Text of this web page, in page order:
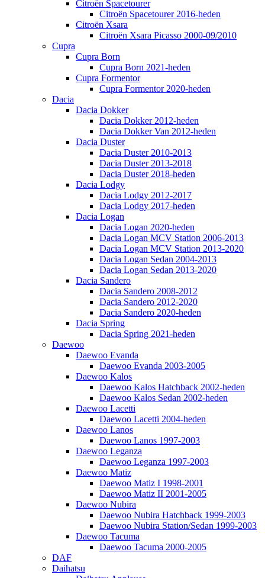
Citroën Spacetourer
Citroën Spacetourer 2016-heden
Citroën Xsara
Citroën Xsara Picasso 2000-09/2010
Cupra
Cupra Born
Cupra Born 2021-heden
Cupra Formentor
Cupra Formentor 2020-heden
Dacia
Dacia Dokker
Dacia Dokker 2012-heden
Dacia Dokker Van 2012-heden
Dacia Duster
Dacia Duster 2010-2013
Dacia Duster 2013-2018
Dacia Duster 2018-heden
Dacia Lodgy
Dacia Lodgy 2012-2017
Dacia Lodgy 2017-heden
Dacia Logan
Dacia Logan 2020-heden
Dacia Logan MCV Station 2006-2013
Dacia Logan MCV Station 2013-2020
Dacia Logan Sedan 2004-2013
Dacia Logan Sedan 2013-2020
Dacia Sandero
Dacia Sandero 2008-2012
Dacia Sandero 2012-2020
Dacia Sandero 2020-heden
Dacia Spring
Dacia Spring 2021-heden
Daewoo
Daewoo Evanda
Daewoo Evanda 2003-2005
Daewoo Kalos
Daewoo Kalos Hatchback 2002-heden
Daewoo Kalos Sedan 2002-heden
Daewoo Lacetti
Daewoo Lacetti 2004-heden
Daewoo Lanos
Daewoo Lanos 1997-2003
Daewoo Leganza
Daewoo Leganza 1997-2003
Daewoo Matiz
Daewoo Matiz I 1998-2001
Daewoo Matiz II 2001-2005
Daewoo Nubira
Daewoo Nubira Hatchback 1999-2003
Daewoo Nubira Station/Sedan 1999-2003
Daewoo Tacuma
Daewoo Tacuma 2000-2005
DAF
Daihatsu